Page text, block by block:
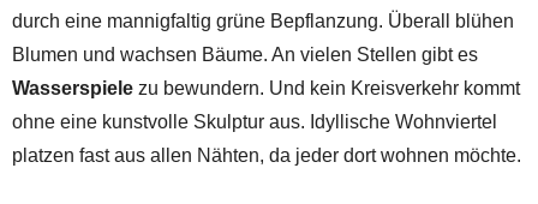
durch eine mannigfaltig grüne Bepflanzung. Überall blühen
Blumen und wachsen Bäume. An vielen Stellen gibt es
Wasserspiele zu bewundern. Und kein Kreisverkehr kommt
ohne eine kunstvolle Skulptur aus. Idyllische Wohnviertel
platzen fast aus allen Nähten, da jeder dort wohnen möchte.